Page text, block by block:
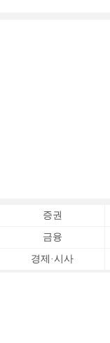
증권
금융
경제·시사